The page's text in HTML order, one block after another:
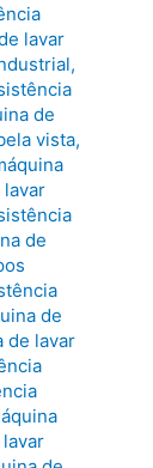
lavar
,
de
vista,
lavar
de
de
de lavar